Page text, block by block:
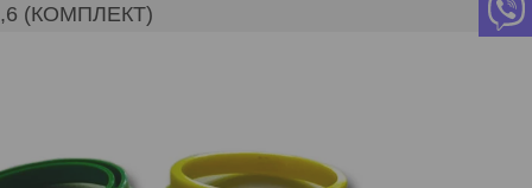
(КОМПЛЕКТ)